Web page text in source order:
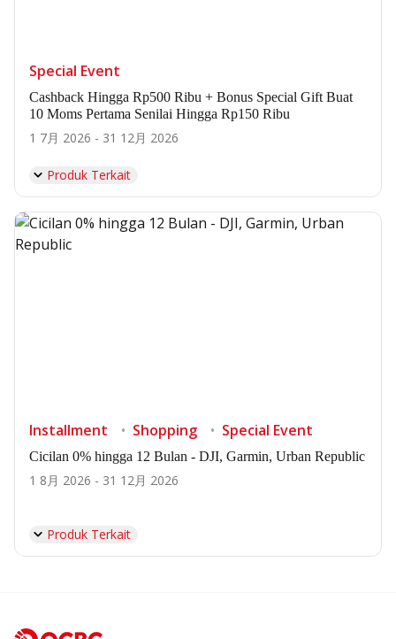
Special Event
Cashback Hingga Rp500 Ribu + Bonus Special Gift Buat
10 Moms Pertama Senilai Hingga Rp150 Ribu
1 7月 2026 - 31 12月 2026
Produk Terkait
Installment Shopping Special Event
Cicilan 0% hingga 12 Bulan - DJI, Garmin, Urban Republic
1 8月 2026 - 31 12月 2026
Produk Terkait